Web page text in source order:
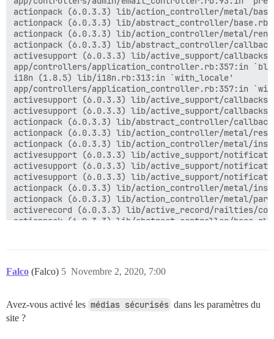
actionpack (6.0.3.3) lib/action_controller/metal/
actionpack (6.0.3.3) lib/abstract_controller/
actionpack (6.0.3.3) lib/action_controller/metal/
actionpack (6.0.3.3) lib/abstract_controller/
activesupport (6.0.3.3) lib/active_support/
app/controllers/application_controller.rb:357:in
i18n (1.8.5) lib/i18n.rb:313:in `with_locale'
app/controllers/application_controller.rb:357:in
activesupport (6.0.3.3) lib/active_support/
activesupport (6.0.3.3) lib/active_support/
actionpack (6.0.3.3) lib/abstract_controller/
actionpack (6.0.3.3) lib/action_controller/metal/
actionpack (6.0.3.3) lib/action_controller/metal/
activesupport (6.0.3.3) lib/active_support/
activesupport (6.0.3.3) lib/active_support/
activesupport (6.0.3.3) lib/active_support/
actionpack (6.0.3.3) lib/action_controller/metal/
actionpack (6.0.3.3) lib/action_controller/metal/
activerecord (6.0.3.3) lib/active_record/railties/
actionpack (6.0.3.3) lib/abstract_controller/
actionpack (6.0.3.3) lib/action_dispatch/routing/
actionpack (6.0.3.3) lib/action_dispatch/routing/
actionpack (6.0.3.3) lib/action_dispatch/routing/
actionpack (6.0.3.3) lib/action_dispatch/journey/
Falco (Falco) Novembre 2, 2020, 7:00
5
Avez-vous activé les médias sécurisés dans les paramètres du
site ?